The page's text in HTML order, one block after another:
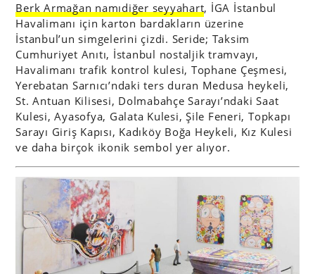
Berk Armağan namıdiğer seyyahart, İGA İstanbul
Havalimanı için karton bardakların üzerine
İstanbul’un simgelerini çizdi. Seride; Taksim
Cumhuriyet Anıtı, İstanbul nostaljik tramvayı,
Havalimanı trafik kontrol kulesi, Tophane Çeşmesi,
Yerebatan Sarnıcı’ndaki ters duran Medusa heykeli,
St. Antuan Kilisesi, Dolmabahçe Sarayı’ndaki Saat
Kulesi, Ayasofya, Galata Kulesi, Şile Feneri, Topkapı
Sarayı Giriş Kapısı, Kadıköy Boğa Heykeli, Kız Kulesi
ve daha birçok ikonik sembol yer alıyor.